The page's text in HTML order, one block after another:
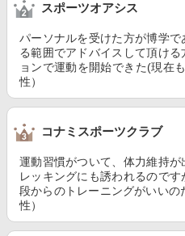
スポーツオアシス
パーソナルを受けた方が博学
る範囲でアドバイスして頂け
ョンで運動を開始できた(現在
性）
コナミスポーツクラブ
運動習慣がついて、体力維持
レッキングにも誘われるので
段からのトレーニングがいい
性）